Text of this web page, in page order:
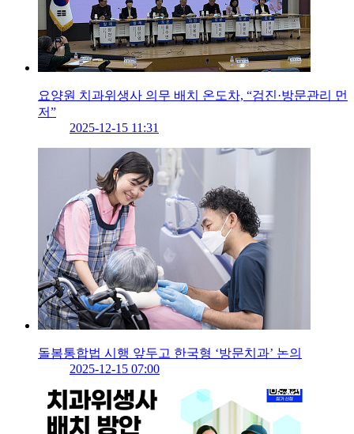
요양원 치과위생사 의무 배치 온도차, “검진·방문관리 먼
저”
2025-12-15 11:31
돌봄통합법 시행 앞두고 한국형 ‘방문치과’ 논의
2025-12-15 07:00